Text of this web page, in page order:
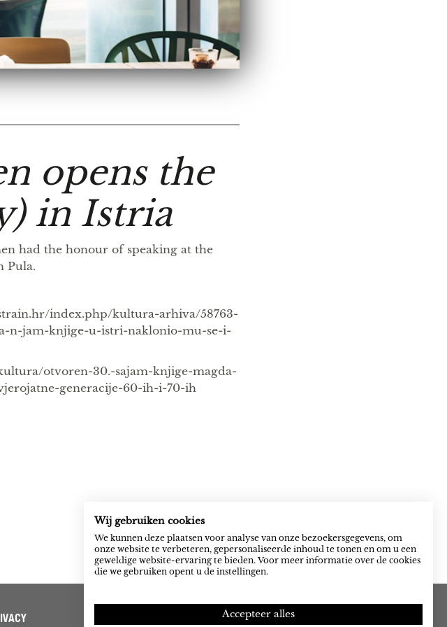
opens the
in Istria
had the honour of speaking at the
Pula.
index.php/kultura-arhiva/58763-
n-jam-knjige-u-istri-naklonio-mu-se-i-
otvoren-30.-sajam-knjige-magda-
generacije-60-ih-i-70-ih
Wij gebruiken cookies
We kunnen deze plaatsen voor analyse van onze bezoekersgegevens, om
onze website te verbeteren, gepersonaliseerde inhoud te tonen en om u een
geweldige website-ervaring te bieden. Voor meer informatie over de cookies
die we gebruiken opent u de instellingen.
Accepteer alles